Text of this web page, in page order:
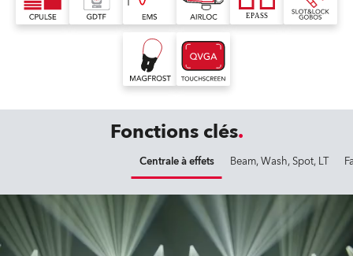
Fonctions clés
Centrale à effets Beam, Wash, Spot, LT